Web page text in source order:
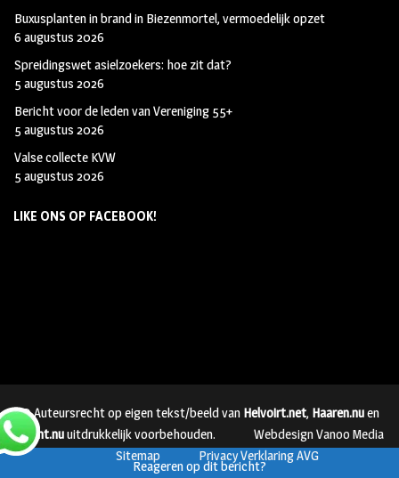
Buxusplanten in brand in Biezenmortel, vermoedelijk opzet
6 augustus 2026
Spreidingswet asielzoekers: hoe zit dat?
5 augustus 2026
Bericht voor de leden van Vereniging 55+
5 augustus 2026
Valse collecte KVW
5 augustus 2026
LIKE ONS OP FACEBOOK!
Reageren op dit bericht?
© Auteursrecht op eigen tekst/beeld van Helvoirt.net, Haaren.nuen
Vught.nuuitdrukkelijk voorbehouden.
Webdesign Vanoo Media
Sitemap
Privacy Verklaring AVG